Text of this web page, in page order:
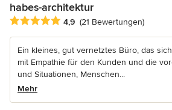
habes-architektur
Durchschnittliche Bewertung: 4.9 von
4,9 (21 Bewertungen)
Ein kleines, gut vernetztes Büro, das
mit Empathie für den Kunden und die
und Situationen, Menschen...
Mehr